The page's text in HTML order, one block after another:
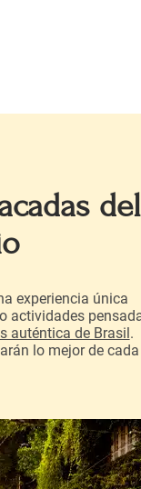
del
experiencia única
actividades
auténtica de Brasil .
lo mejor de cada